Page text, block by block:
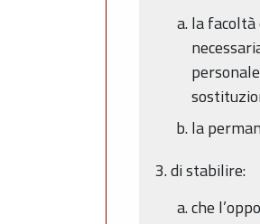
la facoltà
la
3. di stabilire:
che